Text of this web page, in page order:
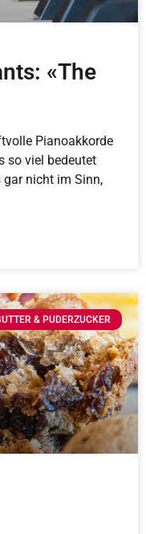
«The
Pianoakkorde
so viel bedeutet
gar nicht im Sinn,
& PUDERZUCKER